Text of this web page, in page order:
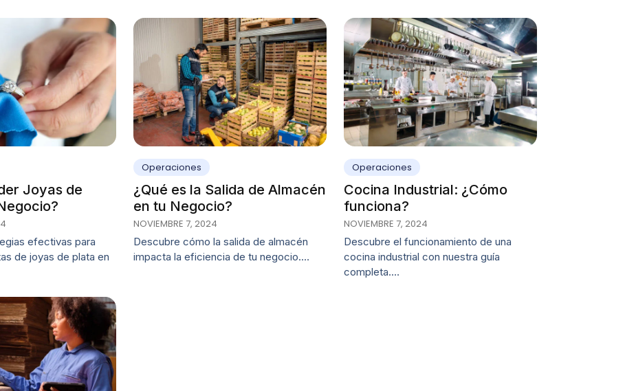
Joyas de
efectivas para
de joyas de plata en
Operaciones
¿Qué es la Salida de Almacén
en tu Negocio?
NOVIEMBRE 7, 2024
Descubre cómo la salida de almacén
impacta la eficiencia de tu negocio.…
Operaciones
Cocina Industrial: ¿Cómo
funciona?
NOVIEMBRE 7, 2024
Descubre el funcionamiento de una
cocina industrial con nuestra guía
completa.…